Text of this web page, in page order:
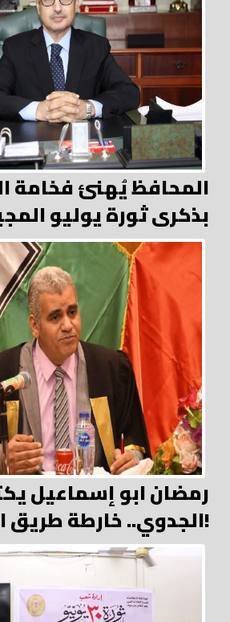
المحافظ يُهنئ فخامة
بذكرى ثورة يوليو
رمضان ابو إسماعيل
الجدوي.. خارطة طريق النجاح!